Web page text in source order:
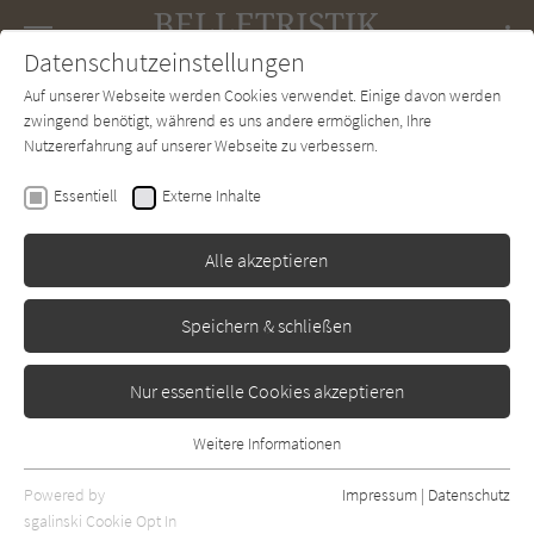
SUCHE Forum Charts Newsletter
Dora Heldt
Urlaub mit Papa
Erschienen: Januar 2008 Bibliogr. Angaben
Datenschutzeinstellungen
Auf unserer Webseite werden Cookies verwendet. Einige davon werden
zwingend benötigt, während es uns andere ermöglichen, Ihre
Nutzererfahrung auf unserer Webseite zu verbessern.
Essentiell Externe Inhalte
Alle akzeptieren
Speichern & schließen
Nur essentielle Cookies akzeptieren
Essentielle Cookies werden für grundlegende Funktionen der
Webseite benötigt. Dadurch ist gewährleistet, dass die Webseite
Weitere Informationen
Powered by
sgalinski Cookie Opt In
Impressum | Datenschutz